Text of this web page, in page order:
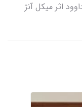
اثر میکل آنژ